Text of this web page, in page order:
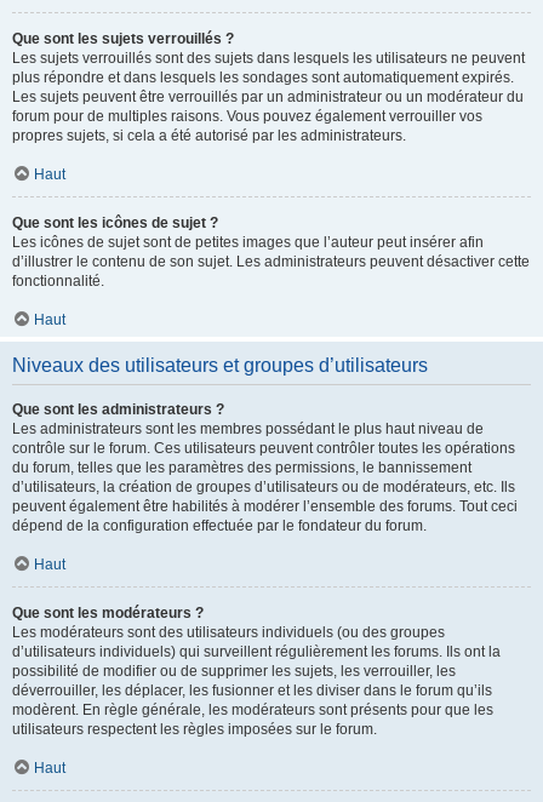
Que sont les sujets verrouillés ?
Les sujets verrouillés sont des sujets dans lesquels les utilisateurs ne peuvent
plus répondre et dans lesquels les sondages sont automatiquement expirés.
Les sujets peuvent être verrouillés par un administrateur ou un modérateur du
forum pour de multiples raisons. Vous pouvez également verrouiller vos
propres sujets, si cela a été autorisé par les administrateurs.
Haut
Que sont les icônes de sujet ?
Les icônes de sujet sont de petites images que l’auteur peut insérer afin
d’illustrer le contenu de son sujet. Les administrateurs peuvent désactiver cette
fonctionnalité.
Haut
Niveaux des utilisateurs et groupes d’utilisateurs
Que sont les administrateurs ?
Les administrateurs sont les membres possédant le plus haut niveau de
contrôle sur le forum. Ces utilisateurs peuvent contrôler toutes les opérations
du forum, telles que les paramètres des permissions, le bannissement
d’utilisateurs, la création de groupes d’utilisateurs ou de modérateurs, etc. Ils
peuvent également être habilités à modérer l’ensemble des forums. Tout ceci
dépend de la configuration effectuée par le fondateur du forum.
Haut
Que sont les modérateurs ?
Les modérateurs sont des utilisateurs individuels (ou des groupes
d’utilisateurs individuels) qui surveillent régulièrement les forums. Ils ont la
possibilité de modifier ou de supprimer les sujets, les verrouiller, les
déverrouiller, les déplacer, les fusionner et les diviser dans le forum qu’ils
modèrent. En règle générale, les modérateurs sont présents pour que les
utilisateurs respectent les règles imposées sur le forum.
Haut